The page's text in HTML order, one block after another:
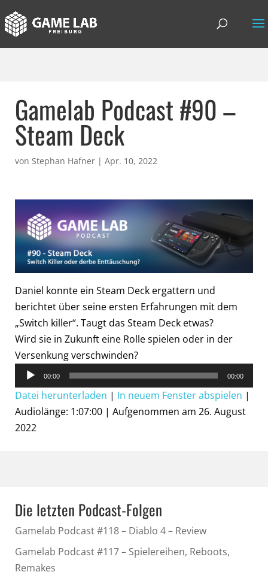
Gamelab Podcast #90 –
Steam Deck
von Stephan Hafner | Apr. 10, 2022
Daniel konnte ein Steam Deck ergattern und
berichtet über seine ersten Erfahrungen mit dem
„Switch killer“. Taugt das Steam Deck etwas?
Wird sie in Zukunft eine Rolle spielen oder in der
Versenkung verschwinden?
Audio-
Player
00:00 00:00
Datei herunterladen | In neuem Fenster abspielen |
Audiolänge: 1:07:00 | Aufgenommen am 26. August
2022
Die letzten Podcast-Folgen
Gamelab Podcast #118 – Diablo 4 – Review
Gamelab Podcast #117 – Spielereihen, Reboots,
Remakes